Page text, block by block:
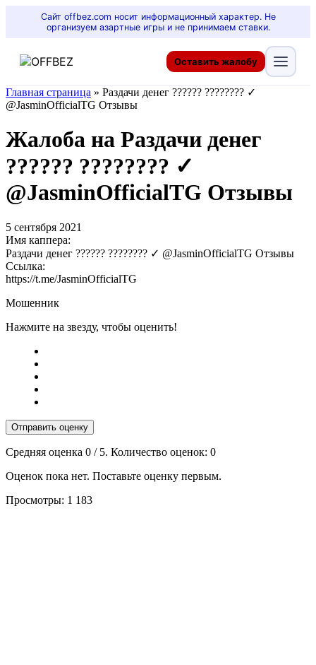
Сайт offbez.com носит информационный характер. Не
организуем азартные игры и не принимаем ставки.
Оставить жалобу
Главная страница » Раздачи денег ?????? ???????? ✓
@JasminOfficialTG Отзывы
Жалоба на Раздачи денег
?????? ???????? ✓
@JasminOfficialTG Отзывы
5 сентября 2021
Имя каппера:
Раздачи денег ?????? ???????? ✓ @JasminOfficialTG Отзывы
Ссылка:
https://t.me/JasminOfficialTG
Мошенник
Нажмите на звезду, чтобы оценить!
Отправить оценку
Средняя оценка 0 / 5. Количество оценок: 0
Оценок пока нет. Поставьте оценку первым.
Просмотры: 1 183